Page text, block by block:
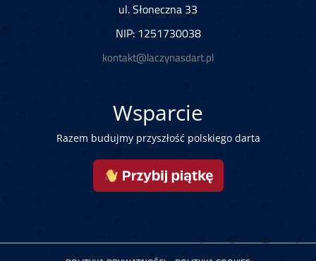
ul. Słoneczna 33
NIP: 1251730038
kontakt@laczynasdart.pl
Wsparcie
Razem budujmy przyszłość polskiego darta